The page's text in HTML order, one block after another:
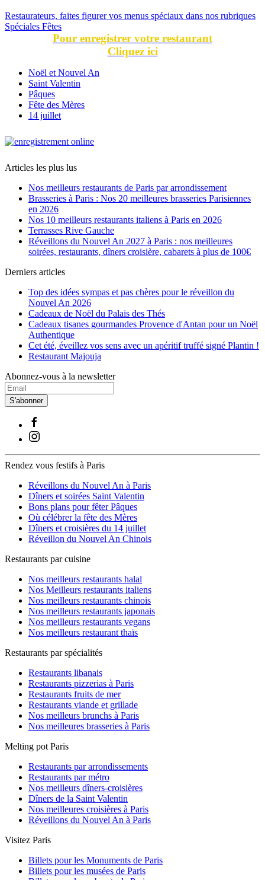
Restaurateurs, faites figurer vos menus spéciaux dans nos rubriques
Spéciales Fêtes
Pour enregistrer votre restaurant
Cliquez ici
Noël et Nouvel An
Saint Valentin
Pâques
Fête des Mères
14 juillet
Articles les plus lus
Nos meilleurs restaurants de Paris par arrondissement
Brasseries à Paris : Nos 20 meilleures brasseries Parisiennes
en 2026
Nos 10 meilleurs restaurants italiens à Paris en 2026
Terrasses Rive Gauche
Réveillons du Nouvel An 2027 à Paris : nos meilleures
soirées, restaurants, dîners croisière, cabarets à plus de 100€
Derniers articles
Top des idées sympas et pas chères pour le réveillon du
Nouvel An 2026
Cadeaux de Noël du Palais des Thés
Cadeaux tisanes gourmandes Provence d'Antan pour un Noël
Authentique
Cet été, éveillez vos sens avec un apéritif truffé signé Plantin !
Restaurant Majouja
Abonnez-vous à la newsletter
S'abonner
Rendez vous festifs à Paris
Réveillons du Nouvel An à Paris
Dîners et soirées Saint Valentin
Bons plans pour fêter Pâques
Où célébrer la fête des Mères
Dîners et croisières du 14 juillet
Réveillon du Nouvel An Chinois
Restaurants par cuisine
Nos meilleurs restaurants halal
Nos Meilleurs restaurants italiens
Nos meilleurs restaurants chinois
Nos meilleurs restaurants japonais
Nos meilleurs restaurants vegans
Nos meilleurs restaurant thaïs
Restaurants par spécialités
Restaurants libanais
Restaurants pizzerias à Paris
Restaurants fruits de mer
Restaurants viande et grillade
Nos meilleurs brunchs à Paris
Nos meilleures brasseries à Paris
Melting pot Paris
Restaurants par arrondissements
Restaurants par métro
Nos meilleurs dîners-croisières
Dîners de la Saint Valentin
Nos meilleures croisières à Paris
Réveillons du Nouvel An à Paris
Visitez Paris
Billets pour les Monuments de Paris
Billets pour les musées de Paris